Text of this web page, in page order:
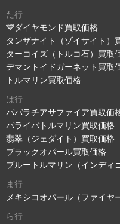
た行
ダイヤモンド買取価格
タンザナイト（ゾイサイト）
ターコイズ（トルコ石）買取
デマントイドガーネット買取
トルマリン買取価格
は行
パパラチアサファイア買取価
パライバトルマリン買取価格
翡翠（ジェダイト）買取価格
ブラックオパール買取価格
ブルートルマリン（インディ
ま行
メキシコオパール（ファイヤ
ら行